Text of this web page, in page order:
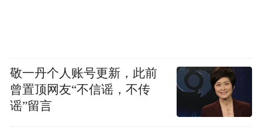
敬一丹个人账号更新，此前
曾置顶网友“不信谣，不传
谣”留言